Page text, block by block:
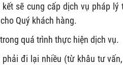
sẽ cung cấp dịch vụ pháp
Quý khách hàng.
quá trình thực hiện dịch vụ.
phải đi lại nhiều (từ khâu tư